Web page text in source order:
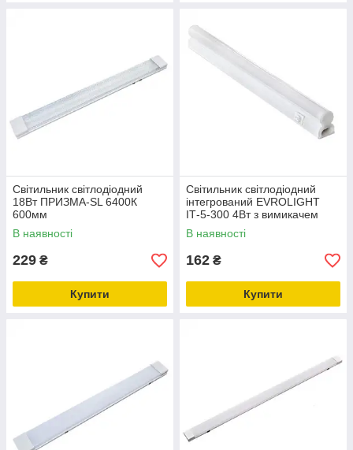
Світильник світлодіодний
18Вт ПРИЗМА-SL 6400К
600мм
В наявності
229 ₴
Купити
Світильник світлодіодний
інтегрований EVROLIGHT
IТ-5-300 4Вт з вимикачем
В наявності
162 ₴
Купити